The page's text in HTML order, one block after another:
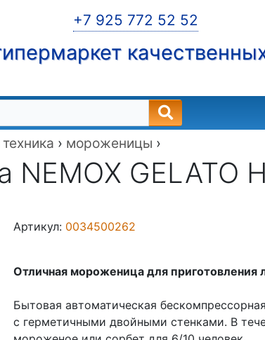
+7 925 772 52 52
› мороженицы ›
GELATO
Артикул: 0034500262
Отличная мороженица для
Бытовая автоматическая
с герметичными двойными стенками. В